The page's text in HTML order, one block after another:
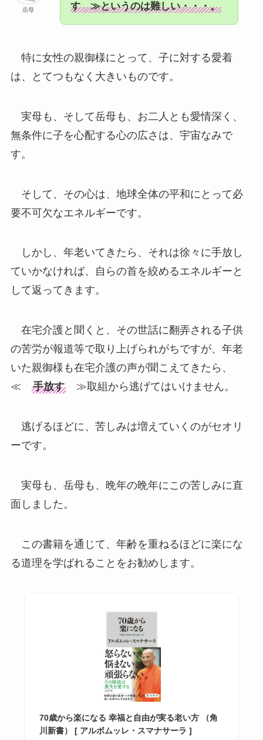
岳母
す ≫というのは難しい・・・。
特に女性の親御様にとって、子に対する愛着
は、とてつもなく大きいものです。
実母も、そして岳母も、お二人とも愛情深く、
無条件に子を心配する心の広さは、宇宙なみで
す。
そして、その心は、地球全体の平和にとって必
要不可欠なエネルギーです。
しかし、年老いてきたら、それは徐々に手放し
ていかなければ、自らの首を絞めるエネルギーと
して返ってきます。
在宅介護と聞くと、その世話に翻弄される子供
の苦労が報道等で取り上げられがちですが、年老
いた親御様も在宅介護の声が聞こえてきたら、
≪ 手放す≫取組から逃げてはいけません。
逃げるほどに、苦しみは増えていくのがセオリ
ーです。
実母も、岳母も、晩年の晩年にこの苦しみに直
面しました。
この書籍を通じて、年齢を重ねるほどに楽にな
る道理を学ばれることをお勧めします。
70歳から楽になる 幸福と自由が実る老い方 （角
川新書） [ アルボムッレ・スマナサーラ ]